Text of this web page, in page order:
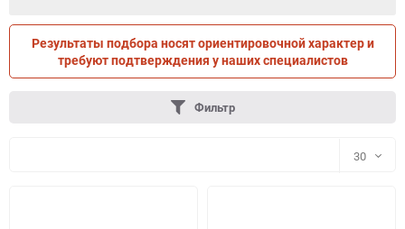
ПО ТРАНСПОРТУ ПО ПАРАМЕТРАМ
Результаты подбора носят ориентировочной характер и
требуют подтверждения у наших специалистов
Фильтр
30